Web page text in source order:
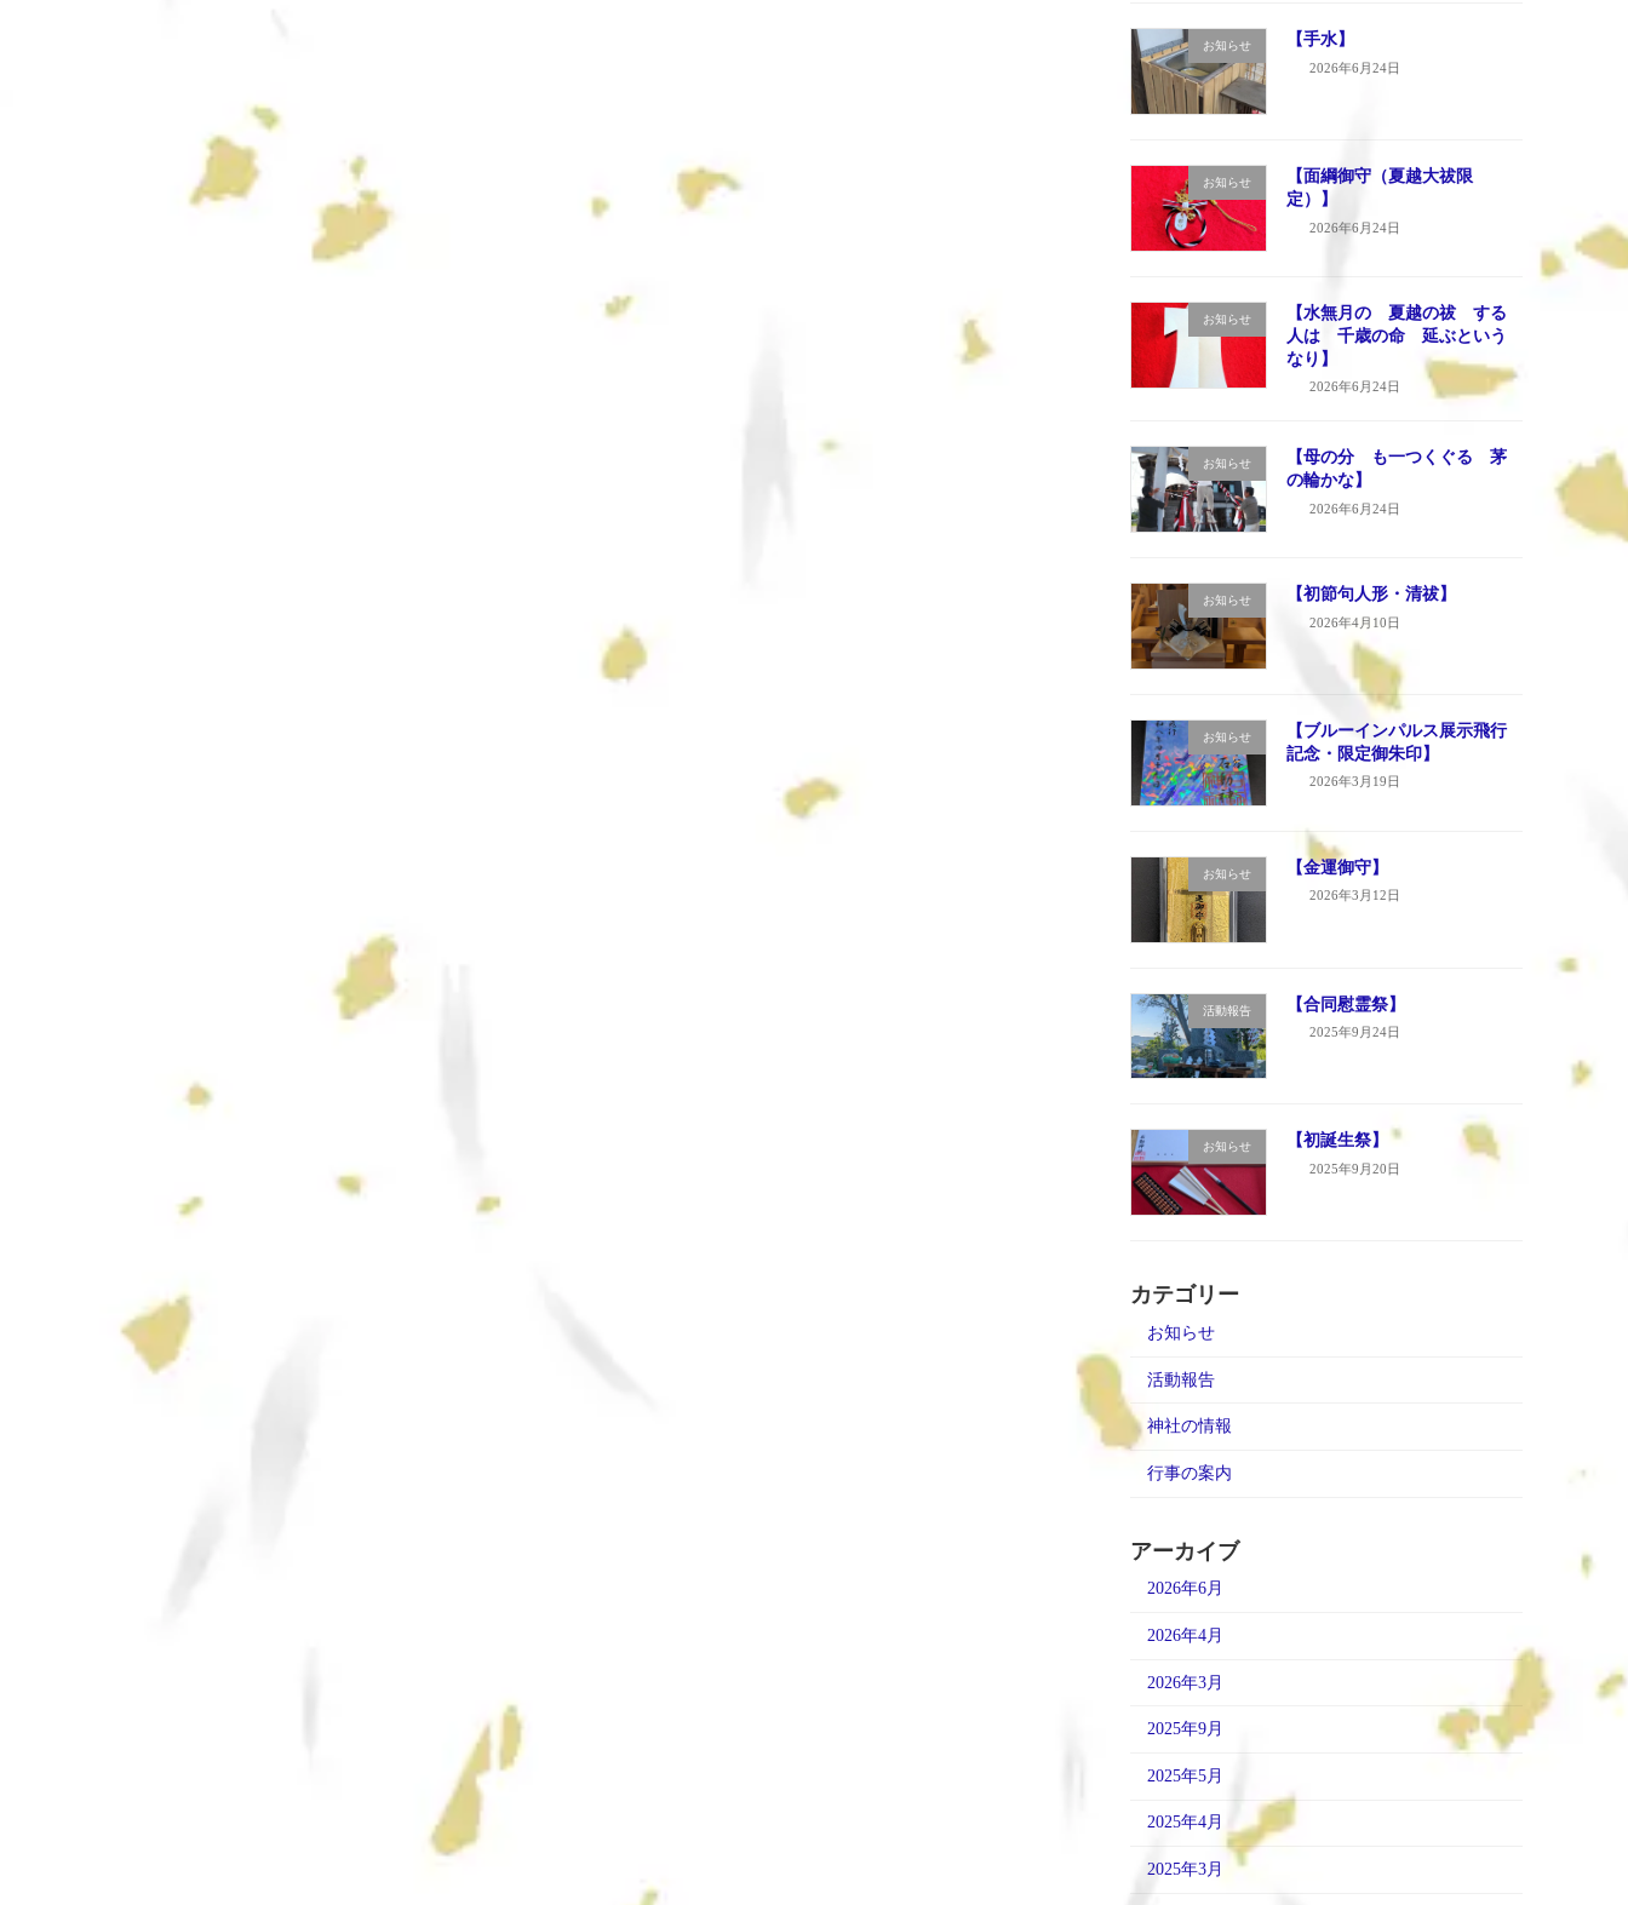
お知らせ 【手水】
2026年6月24日
お知らせ
【面綱御守（夏越大祓限
定）】
2026年6月24日
お知らせ
【水無月の 夏越の祓 する
人は 千歳の命 延ぶという
なり】
2026年6月24日
お知らせ
【母の分 も一つくぐる 茅
の輪かな】
2026年6月24日
お知らせ 【初節句人形・清祓】
2026年4月10日
お知らせ
【ブルーインパルス展示飛行
記念・限定御朱印】
2026年3月19日
お知らせ 【金運御守】
2026年3月12日
活動報告 【合同慰霊祭】
2025年9月24日
お知らせ 【初誕生祭】
2025年9月20日
カテゴリー
お知らせ
活動報告
神社の情報
行事の案内
アーカイブ
2026年6月
2026年4月
2026年3月
2025年9月
2025年5月
2025年4月
2025年3月